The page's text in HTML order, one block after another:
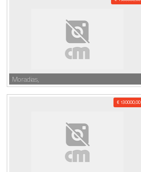
Moradias,
€ 130000,00